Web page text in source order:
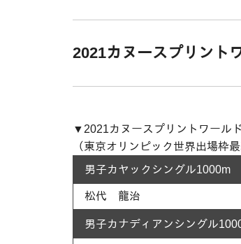
2021カヌースプリント
▼2021カヌースプリントワール
（東京オリンピック世界出場枠
男子カヤックシングル1000m
松代 龍治
男子カナディアンシングル